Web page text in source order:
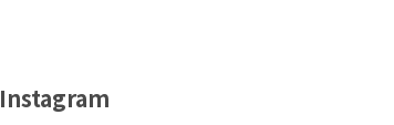
Instagram